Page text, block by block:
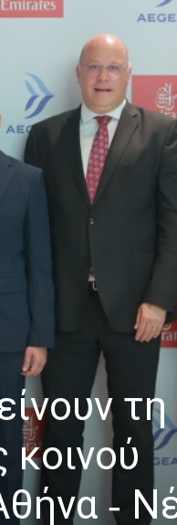
τη
κοινού
‑